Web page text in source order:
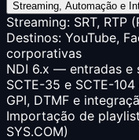
Streaming, Automação e
Streaming: SRT, RTP
Destinos: YouTube,
corporativas
NDI 6.x — entradas e
SCTE-35 e SCTE-
GPI, DTMF e
Importação de
SYS.COM)